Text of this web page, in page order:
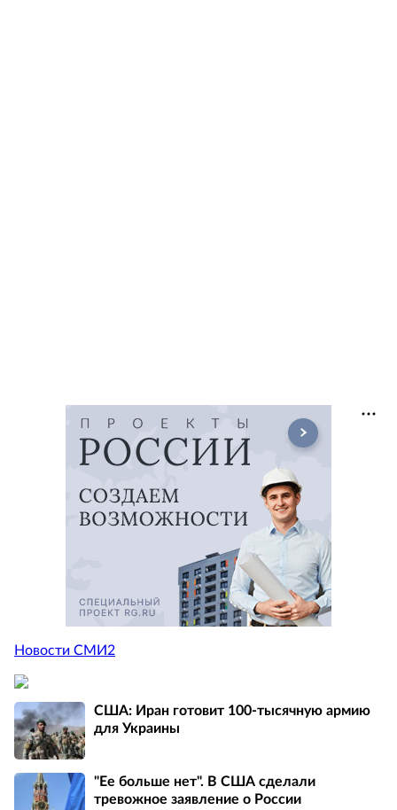
Новости СМИ2
США: Иран готовит 100-тысячную армию
для Украины
"Ее больше нет". В США сделали
тревожное заявление о России